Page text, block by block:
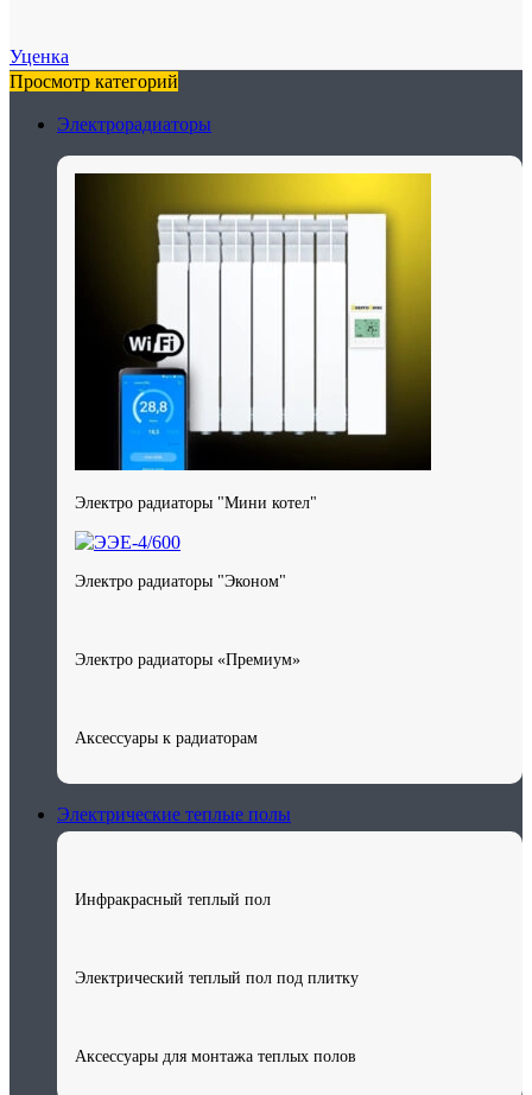
Уценка
Просмотр категорий
Электрорадиаторы
Электро радиаторы "Мини котел"
Электро радиаторы "Эконом"
Электро радиаторы «Премиум»
Аксессуары к радиаторам
Электрические теплые полы
Инфракрасный теплый пол
Электрический теплый пол под плитку
Аксессуары для монтажа теплых полов